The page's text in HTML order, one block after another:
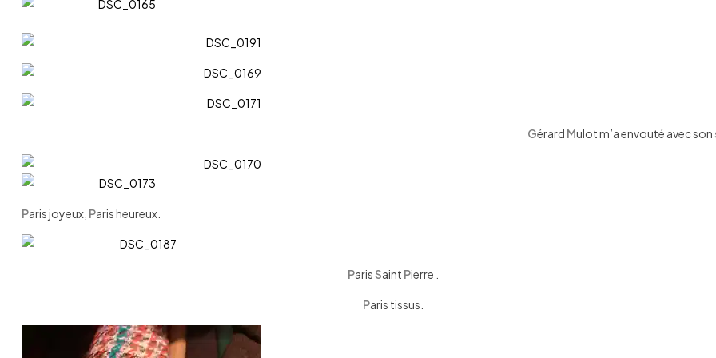
Gérard Mulot m’a envouté avec son
Paris joyeux, Paris heureux.
ParisSaint Pierre .
Paris tissus.